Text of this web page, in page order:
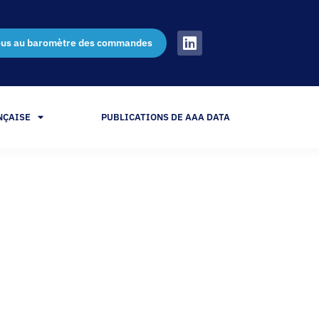
au baromètre des commandes
PUBLICATIONS DE AAA DATA